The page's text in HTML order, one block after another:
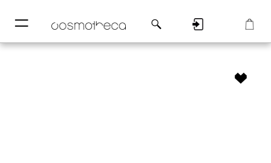
─
─ РегистрацияКорзина